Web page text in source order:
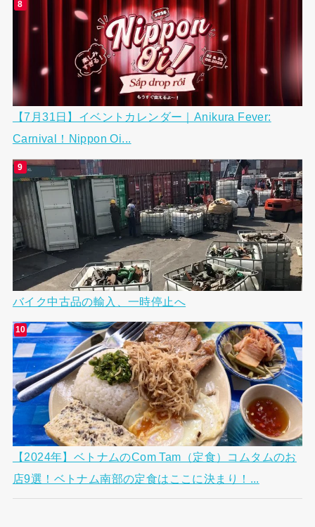
【7月31日】イベントカレンダー｜Anikura Fever:
Carnival！Nippon Oi...
バイク中古品の輸入、一時停止へ
【2024年】ベトナムのCom Tam（定食）コムタムのお
店9選！ベトナム南部の定食はここに決まり！...